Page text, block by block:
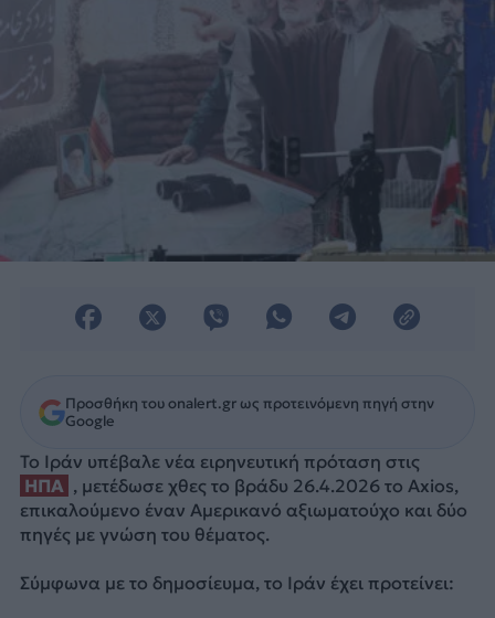
Προσθήκη του onalert.gr ως προτεινόμενη πηγή στην
Google
Το Ιράν υπέβαλε νέα ειρηνευτική πρόταση στις
ΗΠΑ , μετέδωσε χθες το βράδυ 26.4.2026 το Axios,
επικαλούμενο έναν Αμερικανό αξιωματούχο και δύο
πηγές με γνώση του θέματος.
Σύμφωνα με το δημοσίευμα, το Ιράν έχει προτείνει: